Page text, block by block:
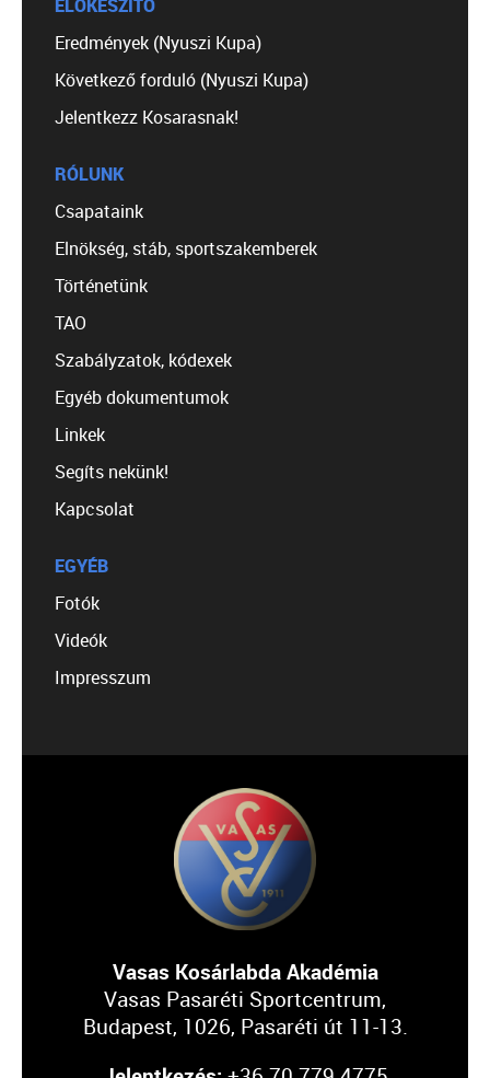
ELŐKÉSZÍTŐ
Eredmények (Nyuszi Kupa)
Következő forduló (Nyuszi Kupa)
Jelentkezz Kosarasnak!
RÓLUNK
Csapataink
Elnökség, stáb, sportszakemberek
Történetünk
TAO
Szabályzatok, kódexek
Egyéb dokumentumok
Linkek
Segíts nekünk!
Kapcsolat
EGYÉB
Fotók
Videók
Impresszum
Vasas Kosárlabda Akadémia
Vasas Pasaréti Sportcentrum,
Budapest, 1026, Pasaréti út 11-13.